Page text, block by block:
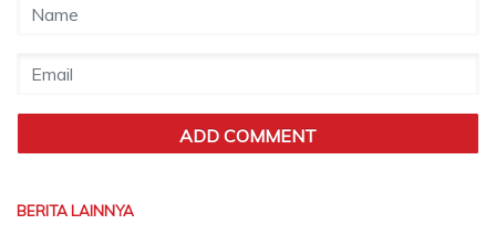
BERITA LAINNYA